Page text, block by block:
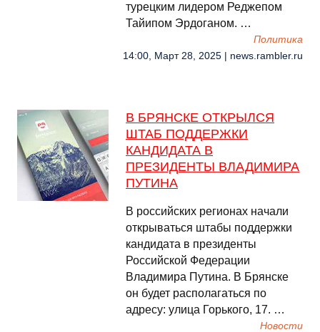
турецким лидером Реджепом
Тайипом Эрдоганом. …
Политика
14:00, Март 28, 2025 | news.rambler.ru
В БРЯНСКЕ ОТКРЫЛСЯ
ШТАБ ПОДДЕРЖКИ
КАНДИДАТА В
ПРЕЗИДЕНТЫ ВЛАДИМИРА
ПУТИНА
В российских регионах начали
открываться штабы поддержки
кандидата в президенты
Российской Федерации
Владимира Путина. В Брянске
он будет располагаться по
адресу: улица Горького, 17. …
Новости